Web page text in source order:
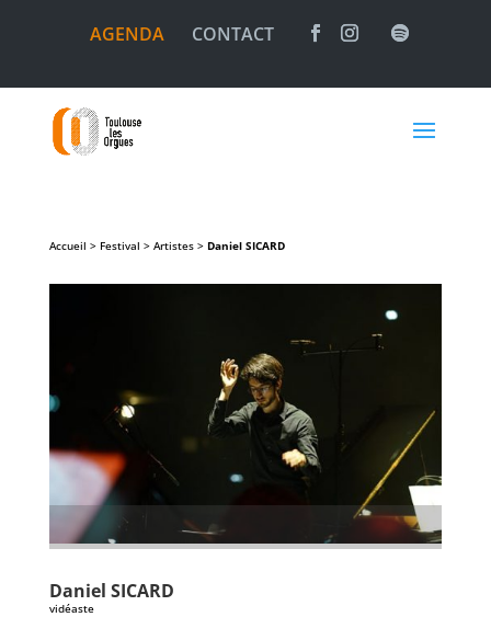
AGENDA CONTACT
Accueil > Festival > Artistes > Daniel SICARD
Daniel SICARD
vidéaste